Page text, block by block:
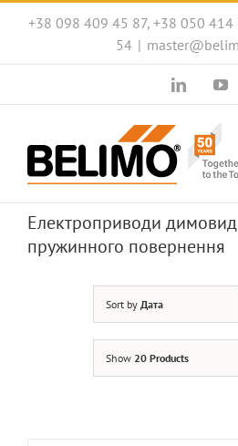
+38 098 409 45 87, +38 050
54 |
LinkedIn
Електроприводи
пружинного повернення
Sort by Дата
Show 20 Products